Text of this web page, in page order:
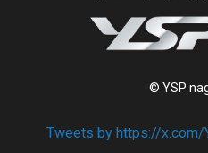
© YSP
Tweets by https://x.com/